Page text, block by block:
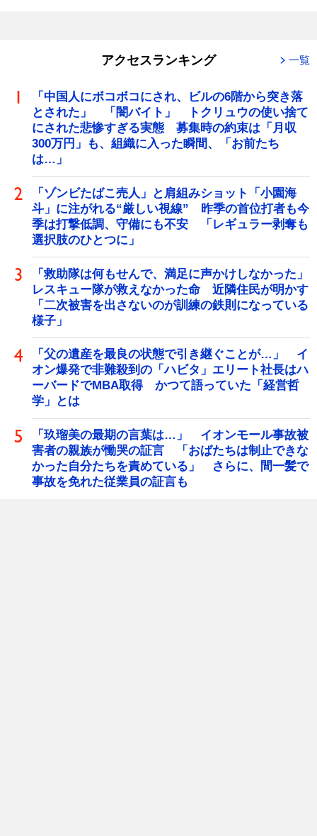
アクセスランキング 一覧
「中国人にボコボコにされ、ビルの6階から突き落
とされた」 「闇バイト」 トクリュウの使い捨て
にされた悲惨すぎる実態 募集時の約束は「月収
300万円」も、組織に入った瞬間、「お前たち
は…」
「ゾンビたばこ売人」と肩組みショット「小園海
斗」に注がれる“厳しい視線” 昨季の首位打者も今
季は打撃低調、守備にも不安 「レギュラー剥奪も
選択肢のひとつに」
「救助隊は何もせんで、満足に声かけしなかった」
レスキュー隊が救えなかった命 近隣住民が明かす
「二次被害を出さないのが訓練の鉄則になっている
様子」
「父の遺産を最良の状態で引き継ぐことが…」 イ
オン爆発で非難殺到の「ハビタ」エリート社長はハ
ーバードでMBA取得 かつて語っていた「経営哲
学」とは
「玖瑠美の最期の言葉は…」 イオンモール事故被
害者の親族が慟哭の証言 「おばたちは制止できな
かった自分たちを責めている」 さらに、間一髪で
事故を免れた従業員の証言も